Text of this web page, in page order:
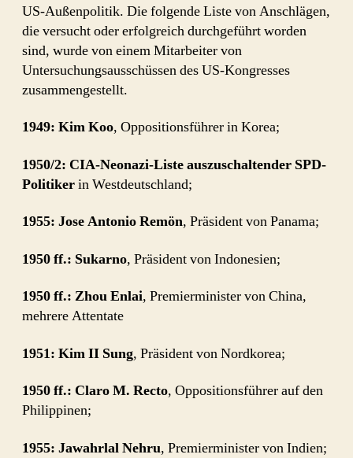
US-Außenpolitik. Die folgende Liste von Anschlägen,
die versucht oder erfolgreich durchgeführt worden
sind, wurde von einem Mitarbeiter von
Untersuchungsausschüssen des US-Kongresses
zusammengestellt.
1949: Kim Koo, Oppositionsführer in Korea;
1950/2: CIA-Neonazi-Liste auszuschaltender SPD-
Politikerin Westdeutschland;
1955: Jose Antonio Remön, Präsident von Panama;
1950 ff.: Sukarno, Präsident von Indonesien;
1950 ff.: Zhou Enlai, Premierminister von China,
mehrere Attentate
1951: Kim II Sung, Präsident von Nordkorea;
1950 ff.: Claro M. Recto, Oppositionsführer auf den
Philippinen;
1955: Jawahrlal Nehru, Premierminister von Indien;